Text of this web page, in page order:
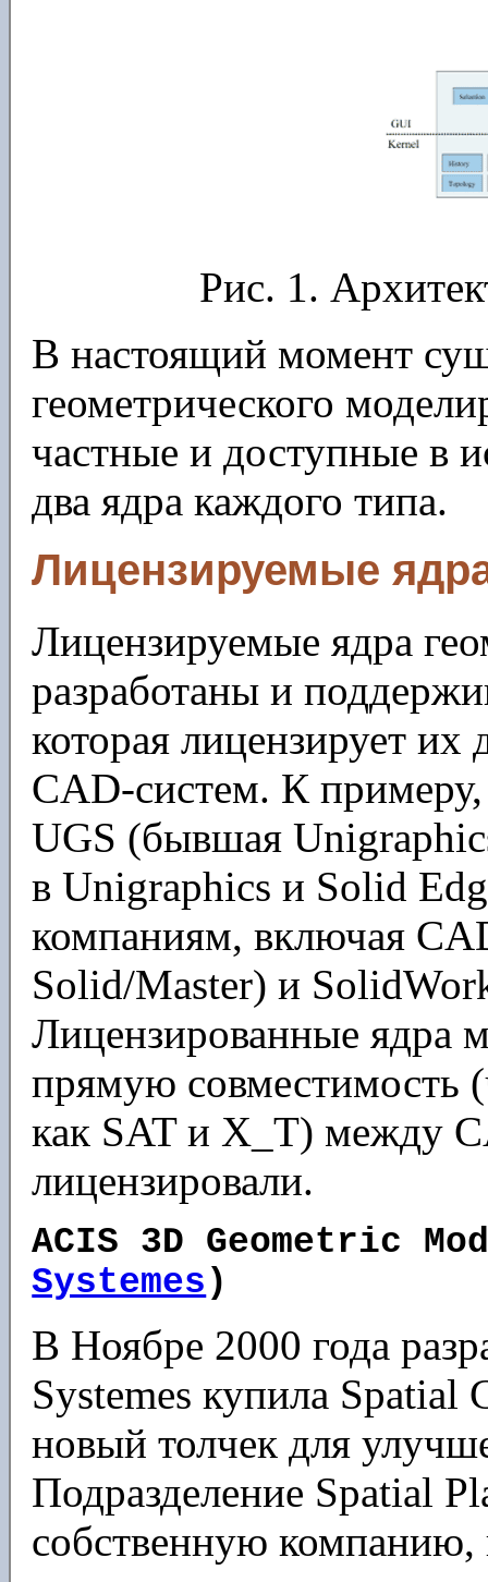
Рис. 1.
В настоящий момент
геометрического
частные и доступные в
два ядра каждого типа.
Лицензируемые
Лицензируемые ядра
разработаны и
которая лицензирует
CAD-систем. К примеру,
UGS (бывшая
в Unigraphics и Solid
компаниям, включая
Solid/Master) и
Лицензированные ядра
прямую совместимость
как SAT и X_T) между
лицензировали.
ACIS 3D Geometric
Systemes )
В Ноябре 2000 года
Systemes купила
новый толчек для
Подразделение Spatial
собственную